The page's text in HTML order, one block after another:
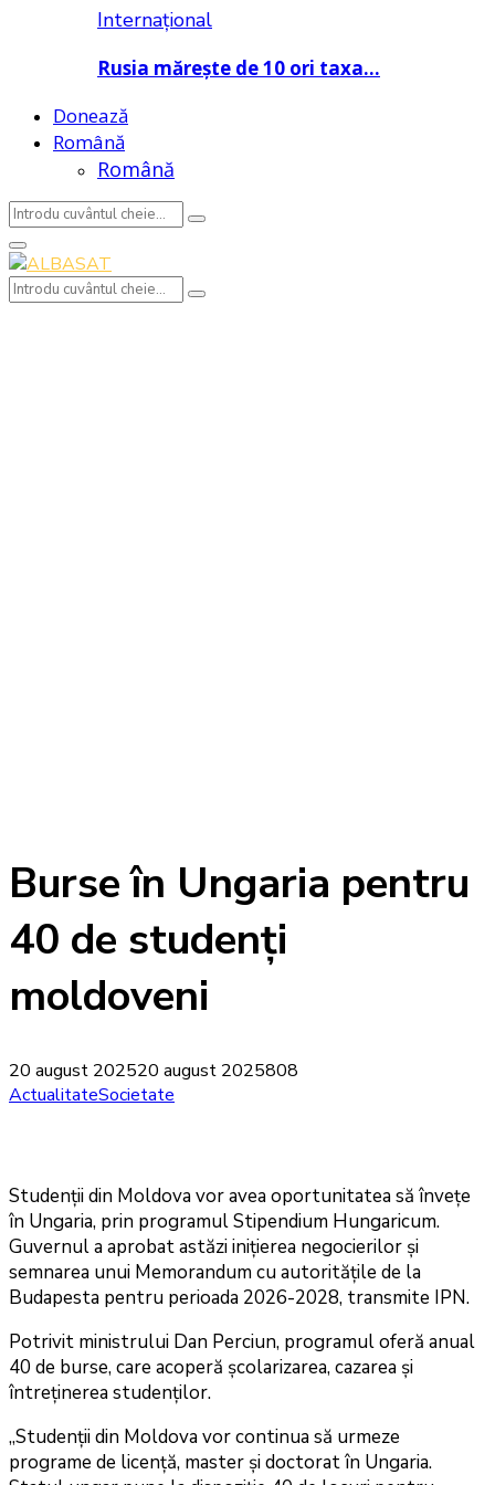
Internațional
Rusia mărește de 10 ori taxa…
Donează
Română
Română
Search
for:
Search
Primary
Menu
Search
Search
Burse în Ungaria pentru
40 de studenți
moldoveni
20 august 202520 august 2025808
ActualitateSocietate
Studenții din Moldova vor avea oportunitatea să învețe
în Ungaria, prin programul Stipendium Hungaricum.
Guvernul a aprobat astăzi inițierea negocierilor și
semnarea unui Memorandum cu autoritățile de la
Budapesta pentru perioada 2026-2028, transmite IPN.
Potrivit ministrului Dan Perciun, programul oferă anual
40 de burse, care acoperă școlarizarea, cazarea și
întreținerea studenților.
„Studenții din Moldova vor continua să urmeze
programe de licență, master și doctorat în Ungaria.